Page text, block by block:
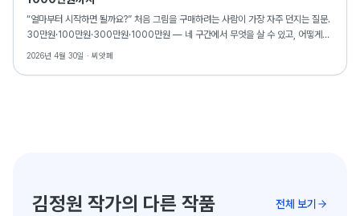
“얼마부터 시작하면 될까요?” 처음 그림을 구매하려는 사람이 가장 자주 던지는 질문.
30만원·100만원·300만원·1000만원 — 네 구간에서 무엇을 살 수 있고, 어떻게
골라야 하는지 가격대별로 정리합니다.
2026년 4월 30일 · 씨앗페
김정원 작가의 다른 작품 전체 보기